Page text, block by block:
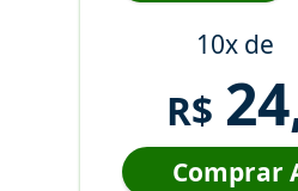
10x de
R$
Comprar